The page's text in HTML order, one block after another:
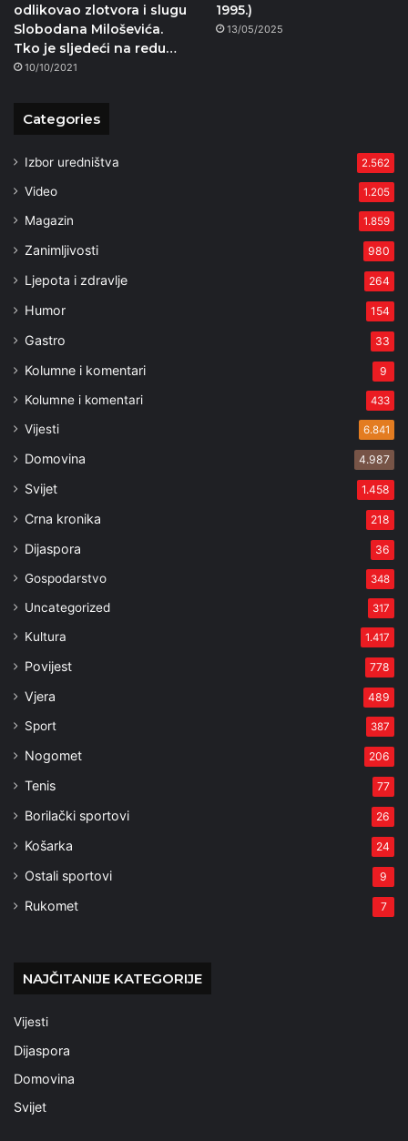
odlikovao zlotvora i slugu
Slobodana Miloševića.
Tko je sljedeći na redu…
10/10/2021
1995.)
13/05/2025
Categories
Izbor uredništva 2.562
Video 1.205
Magazin 1.859
Zanimljivosti 980
Ljepota i zdravlje 264
Humor 154
Gastro 33
Kolumne i komentari 9
Kolumne i komentari 433
Vijesti 6.841
Domovina 4.987
Svijet 1.458
Crna kronika 218
Dijaspora 36
Gospodarstvo 348
Uncategorized 317
Kultura 1.417
Povijest 778
Vjera 489
Sport 387
Nogomet 206
Tenis 77
Borilački sportovi 26
Košarka 24
Ostali sportovi 9
Rukomet 7
NAJČITANIJE KATEGORIJE
Vijesti
Dijaspora
Domovina
Svijet